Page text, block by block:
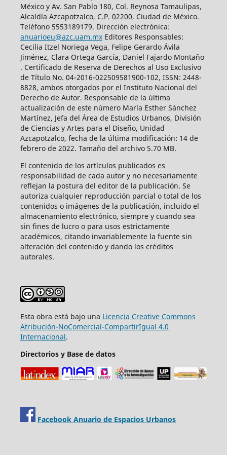
México y Av. San Pablo 180, Col. Reynosa Tamaulipas,
Alcaldía Azcapotzalco, C.P. 02200, Ciudad de México.
Teléfono 5553189179. Dirección electrónica:
anuarioeu@azc.uam.mxEditores Responsables:
Cecilia Itzel Noriega Vega, Felipe Gerardo Ávila
Jiménez, Clara Ortega García, Daniel Fajardo Montaño
. Certificado de Reserva de Derechos al Uso Exclusivo
de Título No. 04-2016-022509581900-102, ISSN: 2448-
8828, ambos otorgados por el Instituto Nacional del
Derecho de Autor. Responsable de la última
actualización de este número María Esther Sánchez
Martínez, Jefa del Área de Estudios Urbanos, División
de Ciencias y Artes para el Diseño, Unidad
Azcapotzalco, fecha de la última modificación: 14 de
febrero de 2022. Tamaño del archivo 5.70 MB.
El contenido de los artículos publicados es
responsabilidad de cada autor y no necesariamente
reflejan la postura del editor de la publicación. Se
autoriza cualquier reproducción parcial o total de los
contenidos o imágenes de la publicación, incluido el
almacenamiento electrónico, siempre y cuando sea
sin fines de lucro o para usos estrictamente
académicos, citando invariablemente la fuente sin
alteración del contenido y dando los créditos
autorales.
Esta obra está bajo una Licencia Creative Commons
Atribución-NoComercial-CompartirIgual 4.0
Internacional.
Directorios y Base de datos
Facebook Anuario de Espacios Urbanos